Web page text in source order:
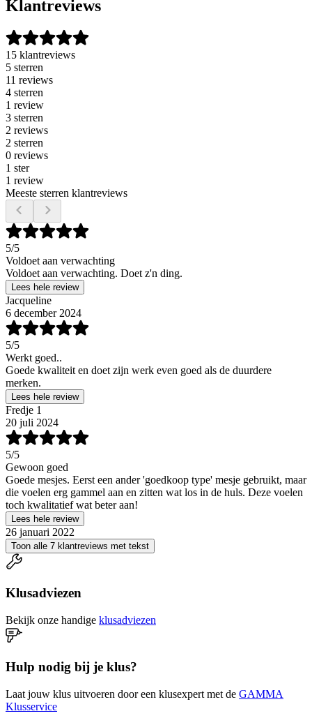
Klantreviews
15 klantreviews
5 sterren
11 reviews
4 sterren
1 review
3 sterren
2 reviews
2 sterren
0 reviews
1 ster
1 review
Meeste sterren klantreviews
5/5
Voldoet aan verwachting
Voldoet aan verwachting. Doet z'n ding.
Lees hele review
Jacqueline
6 december 2024
5/5
Werkt goed..
Goede kwaliteit en doet zijn werk even goed als de duurdere
merken.
Lees hele review
Fredje 1
20 juli 2024
5/5
Gewoon goed
Goede mesjes. Eerst een ander 'goedkoop type' mesje gebruikt, maar
die voelen erg gammel aan en zitten wat los in de huls. Deze voelen
toch kwalitatief wat beter aan!
Lees hele review
26 januari 2022
Toon alle 7 klantreviews met tekst
Klusadviezen
Bekijk onze handige klusadviezen
Hulp nodig bij je klus?
Laat jouw klus uitvoeren door een klusexpert met de GAMMA
Klusservice